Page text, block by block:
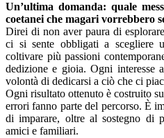
Un’ultima domanda: quale
coetanei che magari vorrebbero
Direi di non aver paura di
ci si sente obbligati a scegliere
coltivare più passioni
dedizione e gioia. Ogni interesse
volontà di dedicarsi a ciò che ci
Ogni risultato ottenuto è costruito
errori fanno parte del percorso. È
di imparare, oltre al sostegno di
amici e familiari.